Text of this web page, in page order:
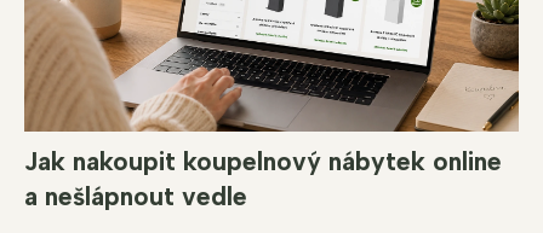
Jak nakoupit koupelnový nábytek online
a nešlápnout vedle